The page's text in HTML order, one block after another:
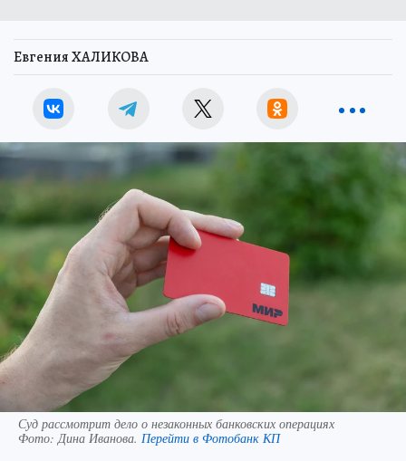
Евгения ХАЛИКОВА
Суд рассмотрит дело о незаконных банковских операциях
Фото:Дина Иванова. Перейти в Фотобанк КП